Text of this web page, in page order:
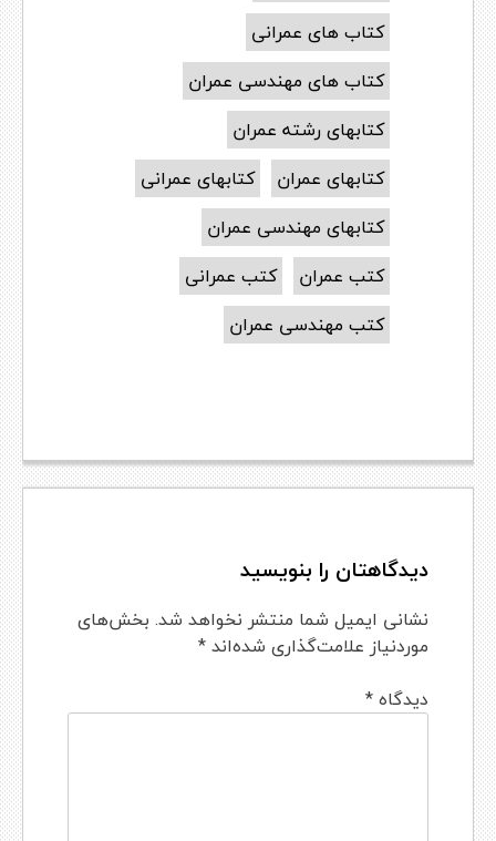
کتاب های عمرانی
کتاب های مهندسی عمران
کتابهای رشته عمران
کتابهای عمران
کتابهای عمرانی
کتابهای مهندسی عمران
کتب عمران
کتب عمرانی
کتب مهندسی عمران
دیدگاهتان را بنویسید
نشانی ایمیل شما منتشر نخواهد شد. بخش‌های
موردنیاز علامت‌گذاری شده‌اند*
دیدگاه*